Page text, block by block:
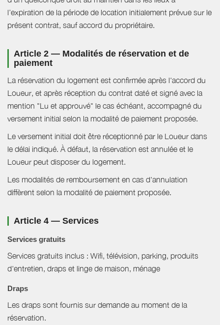
l’expiration de la période de location initialement prévue sur le
présent contrat, sauf accord du propriétaire.
Article 2 — Modalités de réservation et de
paiement
La réservation du logement est confirmée après l'accord du
Loueur, et après réception du contrat daté et signé avec la
mention "Lu et approuvé" le cas échéant, accompagné du
versement initial selon la modalité de paiement proposée.
Le versement initial doit être réceptionné par le Loueur dans
le délai indiqué. À défaut, la réservation est annulée et le
Loueur peut disposer du logement.
Les modalités de remboursement en cas d'annulation
diffèrent selon la modalité de paiement proposée.
Article 4 — Services
Services gratuits
Services gratuits inclus : Wifi, télévision, parking, produits
d'entretien, draps et linge de maison, ménage
Draps
Les draps sont fournis sur demande au moment de la
réservation.